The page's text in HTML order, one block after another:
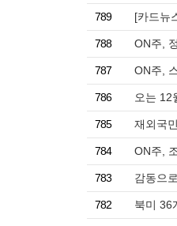
789 [카드뉴
788 ON주,
787 ON주,
786 오는 12
785 재외국
784 ON주,
783 감동으
782 북미 36